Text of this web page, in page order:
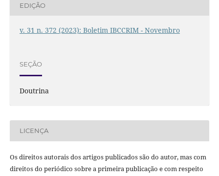
EDIÇÃO
v. 31 n. 372 (2023): Boletim IBCCRIM - Novembro
SEÇÃO
Doutrina
LICENÇA
Os direitos autorais dos artigos publicados são do autor, mas com
direitos do periódico sobre a primeira publicação e com respeito